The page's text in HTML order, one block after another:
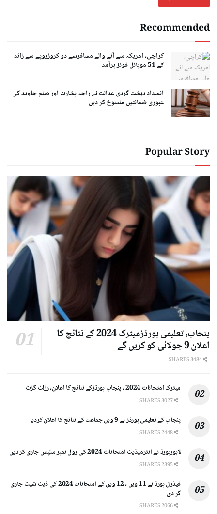
Recommended
کراچی، امریکہ سے آنے والے مسافرسے دو کروڑروپے سے زائد
کے 51 موبائل فونز برآمد
انسدادِ دہشت گردی عدالت نے راجہ بشارت اور صنم جاوید کی
عبوری ضمانتیں منسوخ کر دیں
Popular Story
پنجاب، تعلیمی بورڈزمیٹرک 2024 کے نتائج کا
اعلان 9 جولائی کو کریں گے
میٹرک امتحانات 2024 ، پنجاب بورڈزکے نتائج کا اعلان، رزلٹ گزٹ
پنجاب کے تعلیمی بورڈز نے 9 ویں جماعت کے نتائج کا اعلان کردیا
لاہوربورڈ نے انٹرمیڈیٹ امتحانات 2024 کی رول نمبر سلپس جاری کر دیں
فیڈرل بورڈ نے 11 ویں ، 12 ویں کے امتحانات 2024 کی ڈیٹ شیٹ جاری
کر دی